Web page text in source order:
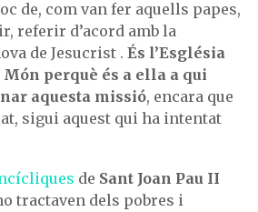
de, com van fer aquells papes,
referir d’acord amb la
de Jesucrist . És l’Església
perquè és a ella a qui
aquesta missió, encara que
sigui aquest qui ha intentat
de Sant Joan Pau II
tractaven dels pobres i